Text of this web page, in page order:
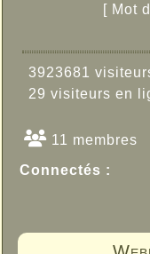
[ Mot
3923681
29 visiteurs en
11 membres
Connectés :